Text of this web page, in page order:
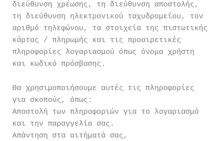
διεύθυνση χρέωσης, τη διεύθυνση αποστολής,
τη διεύθυνση ηλεκτρονικού ταχυδρομείου, τον
αριθμό τηλεφώνου, τα στοιχεία της πιστωτικής
κάρτας / πληρωμής και τις προαιρετικές
πληροφορίες λογαριασμού όπως όνομα χρήστη
και κωδικό πρόσβασης.
Θα χρησιμοποιήσουμε αυτές τις πληροφορίες
για σκοπούς, όπως:
Αποστολή των πληροφοριών για το λογαριασμό
και την παραγγελία σας.
Απάντηση στα αιτήματά σας,